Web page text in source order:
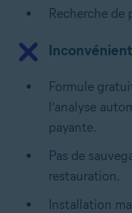
Recherche de
Formule
l’analyse
payante.
Pas de
restauration.
Installation